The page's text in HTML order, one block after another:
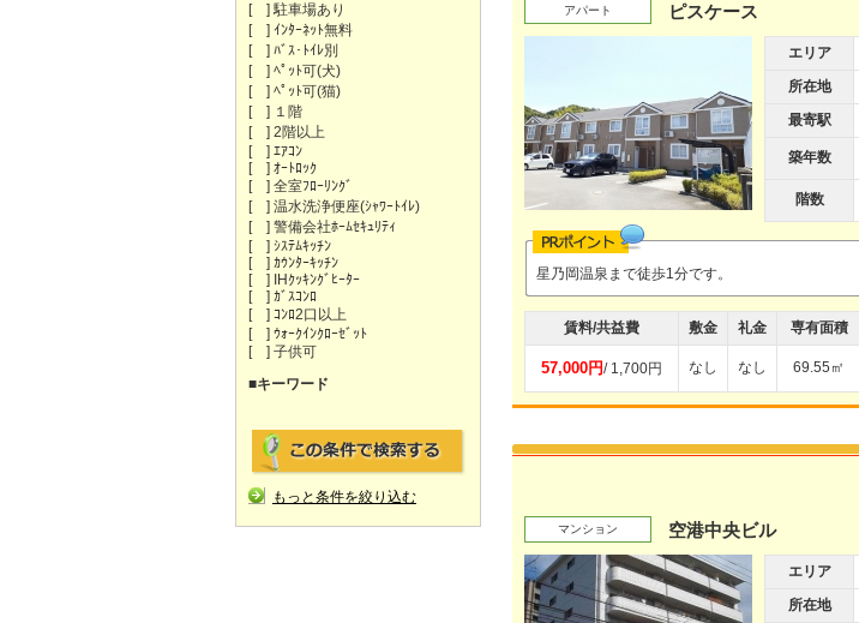
[ ] 駐車場あり
[ ] ｲﾝﾀｰﾈｯﾄ無料
[ ] ﾊﾞｽ･ﾄｲﾚ別
[ ] ﾍﾟｯﾄ可(犬)
[ ] ﾍﾟｯﾄ可(猫)
[ ] １階
[ ] 2階以上
[ ] ｴｱｺﾝ
[ ] ｵｰﾄﾛｯｸ
[ ] 全室ﾌﾛｰﾘﾝｸﾞ
[ ] 温水洗浄便座(ｼｬﾜｰﾄｲﾚ)
[ ] 警備会社ﾎｰﾑｾｷｭﾘﾃｨ
[ ] ｼｽﾃﾑｷｯﾁﾝ
[ ] ｶｳﾝﾀｰｷｯﾁﾝ
[ ] IHｸｯｷﾝｸﾞﾋｰﾀｰ
[ ] ｶﾞｽｺﾝﾛ
[ ] ｺﾝﾛ2口以上
[ ] ｳｫｰｸｲﾝｸﾛｰｾﾞｯﾄ
[ ] 子供可
■キーワード
もっと条件を絞り込む
アパート ピスケース
エリア
所在地
最寄駅
築年数
階数
星乃岡温泉まで徒歩1分です。
賃料/共益費 敷金 礼金 専有面積
57,000円/ 1,700円 なし なし 69.55㎡
マンション 空港中央ビル
エリア
所在地